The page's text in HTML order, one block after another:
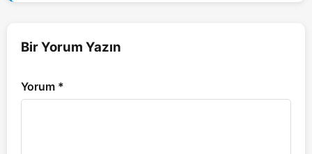
Bir Yorum Yazın
Yorum *